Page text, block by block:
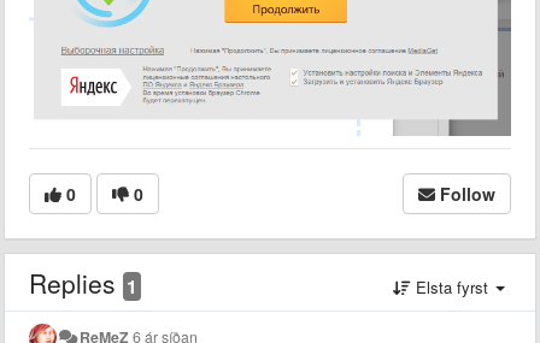
0 0 Follow
Replies 1 Elsta fyrst
ReMeZ 6 ár síðan